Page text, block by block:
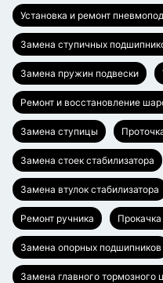
Установка и ремонт
Замена ступичных
Замена пружин подвески
Ремонт и восстановление
Замена ступицы
Замена стоек стабилизатора
Замена втулок стабилизатора
Ремонт ручника
Замена опорных подшипников
Замена главного тормозного